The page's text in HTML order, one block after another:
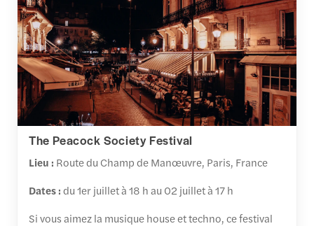
The Peacock Society Festival
Lieu : Route du Champ de Manœuvre, Paris, France
Dates :du 1er juillet à 18 h au 02 juillet à 17 h
Si vous aimez la musique house et techno, ce festival